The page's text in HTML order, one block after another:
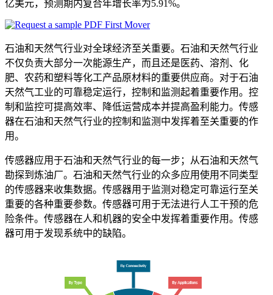
亿美元，预测期内复合年增长率为5.91%。
石油和天然气行业对全球经济至关重要。石油和天然气行业
不仅负责大部分一次能源生产，而且还是医药、溶剂、化
肥、农药和塑料等化工产品原材料的重要供应商。对于石油
天然气工业的可靠稳定运行，控制和监测起着重要作用。控
制和监控可提高效率、降低运营成本并提高盈利能力。传感
器在石油和天然气行业的控制和监测中发挥着至关重要的作
用。
传感器应用于石油和天然气行业的每一步；从石油和天然气
勘探到炼油厂。石油和天然气行业的众多应用使用不同类型
的传感器来收集数据。传感器用于监测对稳定可靠运行至关
重要的各种重要参数。传感器可用于无法进行人工干预的危
险条件。传感器在人和机器的安全中发挥着重要作用。传感
器可用于发现系统中的缺陷。